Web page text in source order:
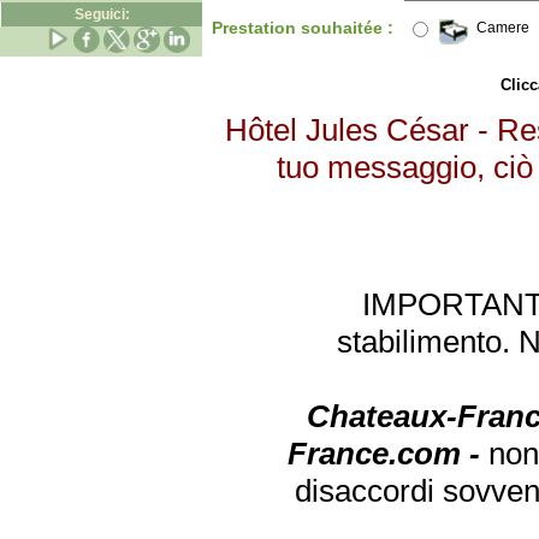
Seguici:
Prestation souhaitée : Camere
Hôtel Jules César -
tuo messaggio,
stabilimento.
Chateaux-
France.com -
disaccordi